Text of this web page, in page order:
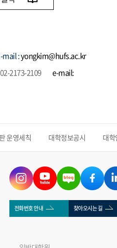
mail :yongkim@hufs.ac.kr
2173-2109
e-mail:
운영세칙 대학정보공시 대
전화번호 안내 찾아오시는 길